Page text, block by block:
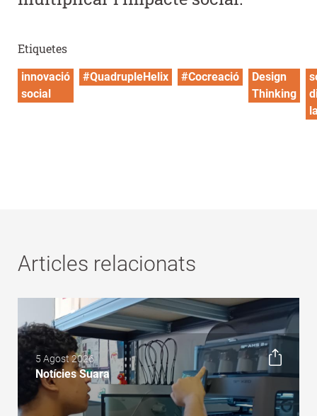
Etiquetes
innovació
social
#QuadrupleHelix #Cocreació
Design
Thinking
Articles relacionats
5 Agost 2026
Notícies Suara